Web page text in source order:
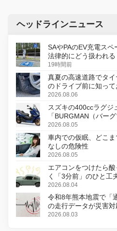
ヘッドラインニュース
SAやPAのEV充電スペ
法律的にどう扱われる
19時間前
真夏の高速道路でタ
のドライブ前に知っ
2026.08.06
スズキの400ccラグジ
「BURGMAN（バー
変更し、8月18日に発売
2026.08.05
車内での仮眠、どこ
なしの危険性
2026.08.05
エアコンをつけたら
く「3分前」のひと工
2026.08.04
令和8年熊本地震で「
の走行データが災害対
2026.08.03